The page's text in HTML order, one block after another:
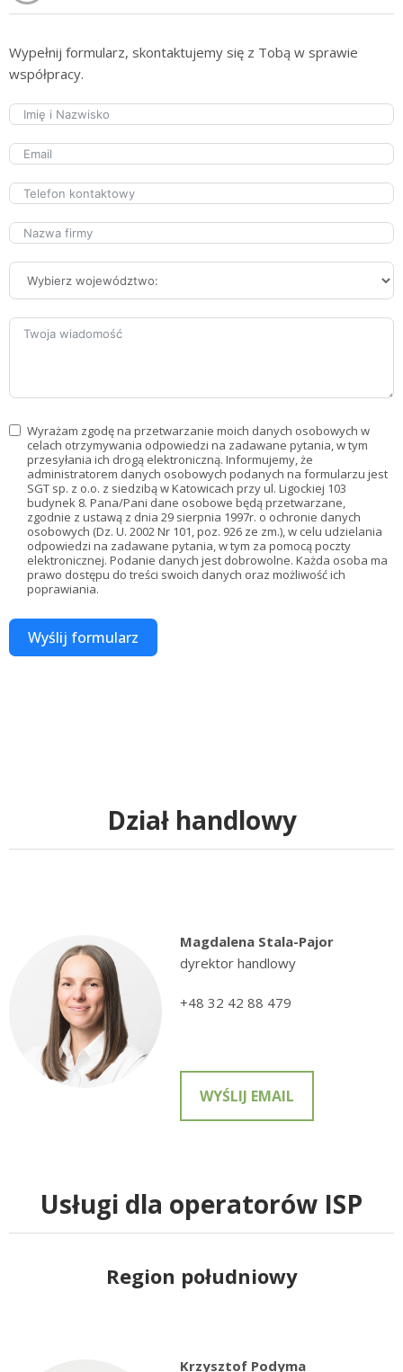
Wypełnij formularz, skontaktujemy się z Tobą w sprawie
współpracy.
Wyrażam zgodę na przetwarzanie moich danych osobowych w
celach otrzymywania odpowiedzi na zadawane pytania, w tym
przesyłania ich drogą elektroniczną. Informujemy, że
administratorem danych osobowych podanych na formularzu jest
SGT sp. z o.o. z siedzibą w Katowicach przy ul. Ligockiej 103
budynek 8. Pana/Pani dane osobowe będą przetwarzane,
zgodnie z ustawą z dnia 29 sierpnia 1997r. o ochronie danych
osobowych (Dz. U. 2002 Nr 101, poz. 926 ze zm.), w celu udzielania
odpowiedzi na zadawane pytania, w tym za pomocą poczty
elektronicznej. Podanie danych jest dobrowolne. Każda osoba ma
prawo dostępu do treści swoich danych oraz możliwość ich
poprawiania.
Wyślij formularz
Dział handlowy
Magdalena Stala-Pajor
dyrektor handlowy
+48 32 42 88 479
WYŚLIJ EMAIL
Usługi dla operatorów ISP
Region południowy
Krzysztof Podyma